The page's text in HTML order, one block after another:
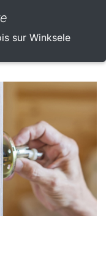
sur Winksele